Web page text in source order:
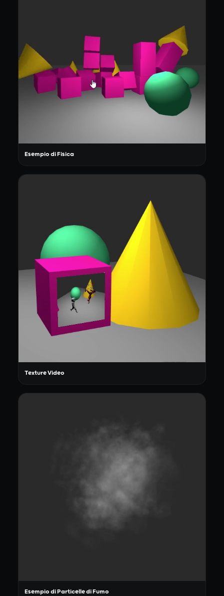
Esempio di Fisica
Texture Video
Esempio di Particelle di Fumo